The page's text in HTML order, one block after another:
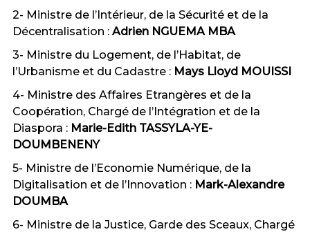
2- Ministre de l’Intérieur, de la Sécurité et de la
Décentralisation : Adrien NGUEMA MBA
3- Ministre du Logement, de l’Habitat, de
l’Urbanisme et du Cadastre : Mays Lloyd MOUISSI
4- Ministre des Affaires Etrangères et de la
Coopération, Chargé de l’Intégration et de la
Diaspora : Marie-Edith TASSYLA-YE-
DOUMBENENY
5- Ministre de l’Economie Numérique, de la
Digitalisation et de l’Innovation : Mark-Alexandre
DOUMBA
6- Ministre de la Justice, Garde des Sceaux, Chargé